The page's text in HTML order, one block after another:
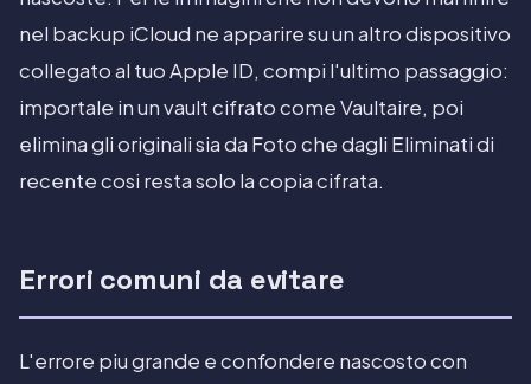
nel backup iCloud ne apparire su un altro dispositivo
collegato al tuo Apple ID, compi l'ultimo passaggio:
importale in un vault cifrato come Vaultaire, poi
elimina gli originali sia da Foto che dagli Eliminati di
recente cosi resta solo la copia cifrata.
Errori comuni da evitare
L'errore piu grande e confondere nascosto con